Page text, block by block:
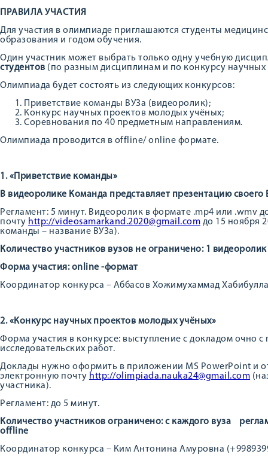
ПРАВИЛА УЧАСТИЯ
Для участия в олимпиаде приглашаются студенты
образования и годом обучения.
Один участник может выбрать только одну учебную
студентов (по разным дисциплинам и по конкурсу
Олимпиада будет состоять из следующих конкурсов:
Приветствие команды ВУЗа (видеоролик);
Конкурс научных проектов молодых учёных;
Соревнования по 40 предметным направлениям.
Олимпиада проводится в offline/ online формате.
1. «Приветствие команды»
В видеоролике Команда представляет презентацию своего
Регламент: 5 минут. Видеоролик в формате .mp4 или .wmv
почту http://videosamarkand.2020@gmail.com до 15 ноября
команды – название ВУЗа).
Количество участников вузов не ограничено: 1 видеоролик
Форма участия: online -формат
Координатор конкурса – Аббасов Хожимухаммад
2. «Конкурс научных проектов молодых учёных»
Форма участия в конкурсе: выступление с докладом очно с
исследовательских работ.
Доклады нужно оформить в приложении MS PowerPoint и
электронную почту http://olimpiada.nauka24@gmail.com
участника).
Регламент: до 5 минут.
Количество участников ограничено: с каждого вуза
offline
Координатор конкурса – Ким Антонина Амуровна